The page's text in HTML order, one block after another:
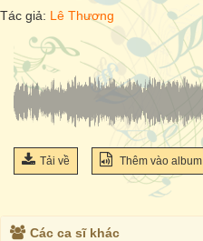
Tác giả: Lê Thương
Tải về Thêm vào album
Các ca sĩ khác